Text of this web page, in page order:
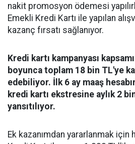
nakit promosyon ödemesi
Emekli Kredi Kartı ile yapılan
kazanç fırsatı sağlanıyor.
Kredi kartı kampanyası
boyunca toplam 18 bin TL'ye
edebiliyor. İlk 6 ay maaş
kredi kartı ekstresine aylık 2
yansıtılıyor.
Ek kazanımdan yararlanmak için